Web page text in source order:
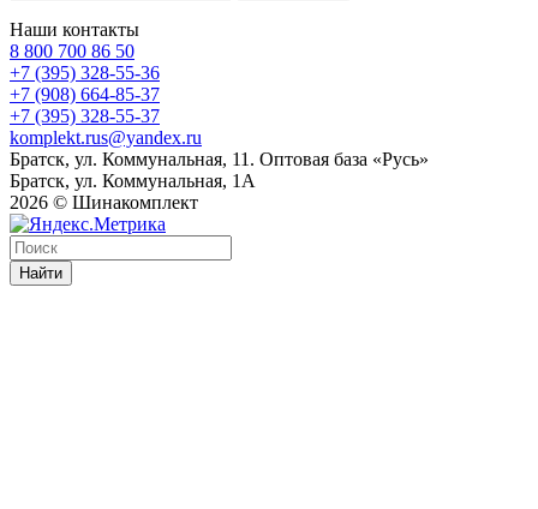
Наши контакты
8 800 700 86 50
+7 (395) 328-55-36
+7 (908) 664-85-37
+7 (395) 328-55-37
komplekt.rus@yandex.ru
Братск, ул. Коммунальная, 11. Оптовая база «Русь»
Братск, ул. Коммунальная, 1А
2026 © Шинакомплект
Найти